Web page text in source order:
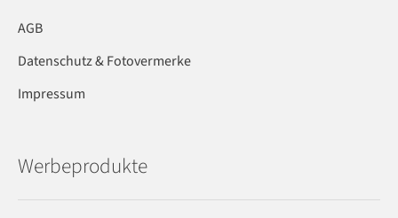
AGB
Datenschutz & Fotovermerke
Impressum
Werbeprodukte